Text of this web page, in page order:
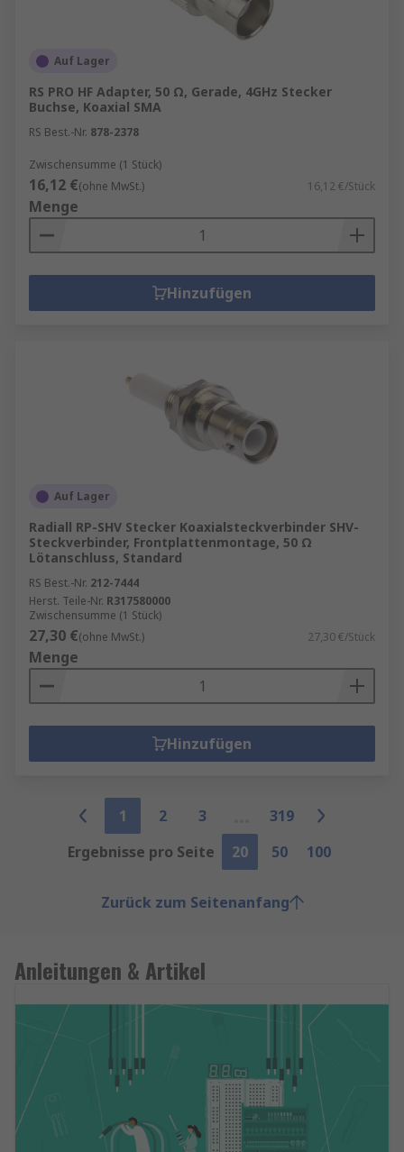
Auf Lager
RS PRO HF Adapter, 50 Ω, Gerade, 4GHz Stecker
Buchse, Koaxial SMA
RS Best.-Nr. 878-2378
Zwischensumme (1 Stück)
16,12 €(ohne MwSt.) 16,12 €/Stück
Menge
Hinzufügen
Auf Lager
Radiall RP-SHV Stecker Koaxialsteckverbinder SHV-
Steckverbinder, Frontplattenmontage, 50 Ω
Lötanschluss, Standard
RS Best.-Nr. 212-7444
Herst. Teile-Nr. R317580000
Zwischensumme (1 Stück)
27,30 €(ohne MwSt.) 27,30 €/Stück
Menge
Hinzufügen
1 2 3
319
Ergebnisse pro Seite
20 50 100
Zurück zum Seitenanfang
Anleitungen & Artikel